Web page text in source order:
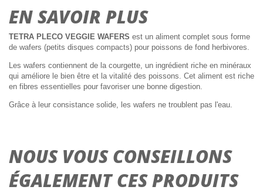
EN SAVOIR PLUS
TETRA PLECO VEGGIE WAFERS est un aliment complet sous forme
de wafers (petits disques compacts) pour poissons de fond herbivores.
Les wafers contiennent de la courgette, un ingrédient riche en minéraux
qui améliore le bien être et la vitalité des poissons. Cet aliment est riche
en fibres essentielles pour favoriser une bonne digestion.
Grâce à leur consistance solide, les wafers ne troublent pas l'eau.
NOUS VOUS CONSEILLONS
ÉGALEMENT CES PRODUITS